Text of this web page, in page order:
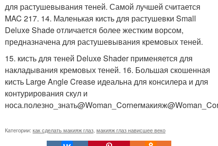
для растушевывания теней. Самой лучшей считается
MAC 217. 14. Маленькая кисть для растушевки Small
Deluxe Shade отличается более жестким ворсом,
предназначена для растушевывания кремовых теней.
15. кисть для теней Deluxe Shader применяется для
накладывания кремовых теней. 16. Большая скошенная
кисть Large Angle Crease идеальна для консилера и для
контурирования скул и
Категории: как сделать макияж глаз макияж глаз нависшее веко